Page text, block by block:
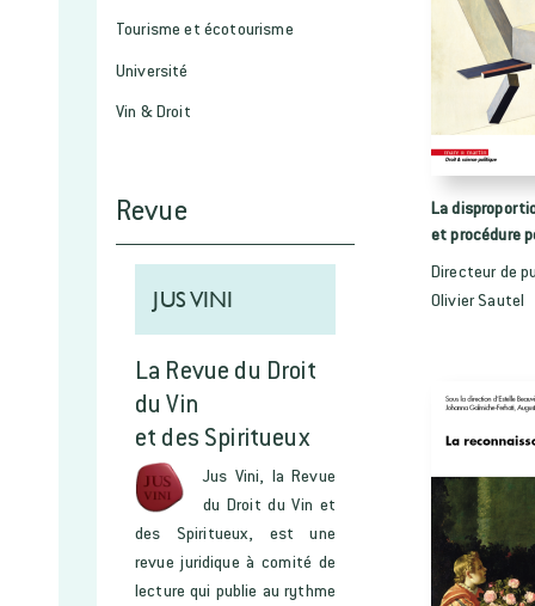
Tourisme et écotourisme
Université
Vin & Droit
Revue
JUS VINI
La Revue du Droit
du Vin
et des Spiritueux
Jus Vini, la Revue
du Droit du Vin et
des Spiritueux, est une
revue juridique à comité de
lecture qui publie au rythme
La
et procédure
Directeur de
Olivier Sautel